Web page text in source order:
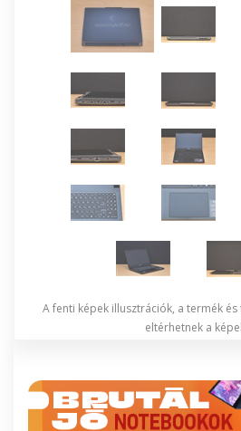
A fenti képek illusztrációk, a termék
eltérhetnek a